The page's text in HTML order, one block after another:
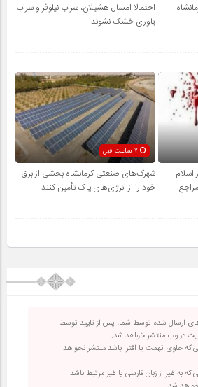
احتمالا امسال هشیلان، سراب نیلوفر و سراب
یاوری خشک نشوند
اسلام
شهرک‌های صنعتی کرمانشاه بخشی از برق
خود را از انرژی‌های پاک تأمین کنند
ارسال شده توسط شما، پس از تایید توسط
در وب منتشر خواهد شد.
که حاوی تهمت یا افترا باشد منتشر نخواهد
که به غیر از زبان فارسی یا غیر مرتبط باشد